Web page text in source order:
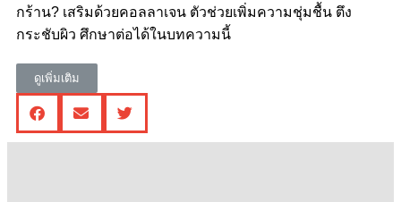
กร้าน? เสริมด้วยคอลลาเจน ตัวช่วยเพิ่มความชุ่มชื้น ตึง
กระชับผิว ศึกษาต่อได้ในบทความนี้
ดูเพิ่มเติม